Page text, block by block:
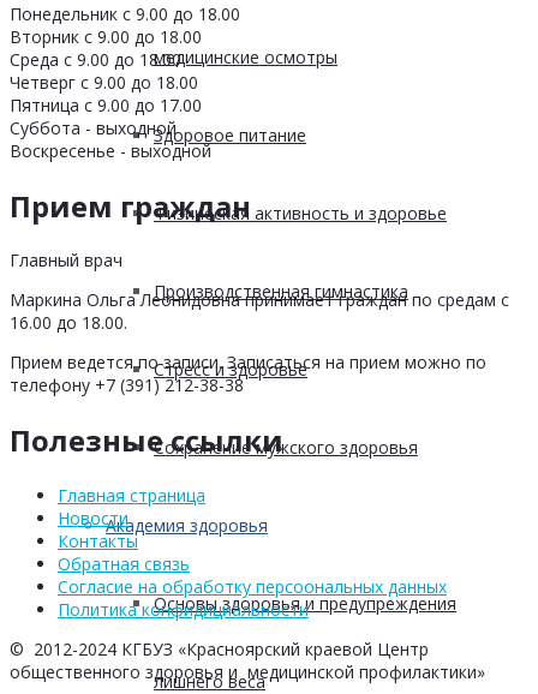
медицинские осмотры
Здоровое питание
Физическая активность и здоровье
Производственная гимнастика
Стресс и здоровье
Сохранение мужского здоровья
Академия здоровья
Основы здоровья и предупреждения
лишнего веса
Понедельник с 9.00 до 18.00
Вторник с 9.00 до 18.00
Среда с 9.00 до 18.00
Четверг с 9.00 до 18.00
Пятница с 9.00 до 17.00
Суббота - выходной
Воскресенье - выходной
Прием граждан
Главный врач
Маркина Ольга Леонидовна принимает граждан по средам с
16.00 до 18.00.
Прием ведется по записи. Записаться на прием можно по
телефону +7 (391) 212-38-38
Полезные ссылки
Главная страница
Новости
Контакты
Обратная связь
Согласие на обработку персоональных данных
Политика конфидициальности
© 2012-2024 КГБУЗ «Красноярский краевой Центр
общественного здоровья и медицинской профилактики»